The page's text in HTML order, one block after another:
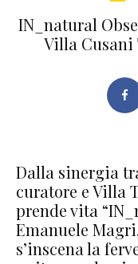
IN_natural
Villa
Dalla sinergia
curatore e Villa
prende vita
Emanuele
s’inscena la